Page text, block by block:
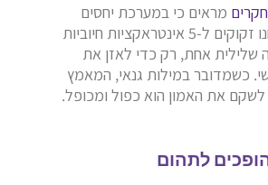
מראים כי במערכת יחסים
בריאה, אנחנו זקוקים ל-5 אינטראקציות חיוביות
שלילית אחת, רק כדי לאזן את
כשמדובר במילות גנאי, המאמץ
את האמון הוא כפול ומכופל.
לתהום